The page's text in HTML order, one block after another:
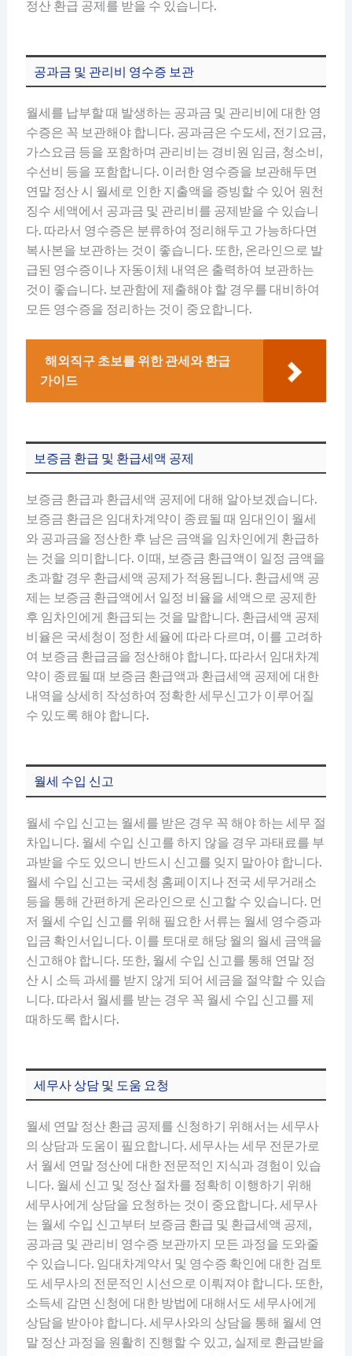
정산 환급 공제를 받을 수 있습니다.
공과금 및 관리비 영수증 보관
월세를 납부할 때 발생하는 공과금 및 관리비에 대한 영
수증은 꼭 보관해야 합니다. 공과금은 수도세, 전기요금,
가스요금 등을 포함하며 관리비는 경비원 임금, 청소비,
수선비 등을 포함합니다. 이러한 영수증을 보관해두면
연말 정산 시 월세로 인한 지출액을 증빙할 수 있어 원천
징수 세액에서 공과금 및 관리비를 공제받을 수 있습니
다. 따라서 영수증은 분류하여 정리해두고 가능하다면
복사본을 보관하는 것이 좋습니다. 또한, 온라인으로 발
급된 영수증이나 자동이체 내역은 출력하여 보관하는
것이 좋습니다. 보관함에 제출해야 할 경우를 대비하여
모든 영수증을 정리하는 것이 중요합니다.
해외직구 초보를 위한 관세와 환급
가이드
보증금 환급 및 환급세액 공제
보증금 환급과 환급세액 공제에 대해 알아보겠습니다.
보증금 환급은 임대차계약이 종료될 때 임대인이 월세
와 공과금을 정산한 후 남은 금액을 임차인에게 환급하
는 것을 의미합니다. 이때, 보증금 환급액이 일정 금액을
초과할 경우 환급세액 공제가 적용됩니다. 환급세액 공
제는 보증금 환급액에서 일정 비율을 세액으로 공제한
후 임차인에게 환급되는 것을 말합니다. 환급세액 공제
비율은 국세청이 정한 세율에 따라 다르며, 이를 고려하
여 보증금 환급금을 정산해야 합니다. 따라서 임대차계
약이 종료될 때 보증금 환급액과 환급세액 공제에 대한
내역을 상세히 작성하여 정확한 세무신고가 이루어질
수 있도록 해야 합니다.
월세 수입 신고
월세 수입 신고는 월세를 받은 경우 꼭 해야 하는 세무 절
차입니다. 월세 수입 신고를 하지 않을 경우 과태료를 부
과받을 수도 있으니 반드시 신고를 잊지 말아야 합니다.
월세 수입 신고는 국세청 홈페이지나 전국 세무거래소
등을 통해 간편하게 온라인으로 신고할 수 있습니다. 먼
저 월세 수입 신고를 위해 필요한 서류는 월세 영수증과
입금 확인서입니다. 이를 토대로 해당 월의 월세 금액을
신고해야 합니다. 또한, 월세 수입 신고를 통해 연말 정
산 시 소득 과세를 받지 않게 되어 세금을 절약할 수 있습
니다. 따라서 월세를 받는 경우 꼭 월세 수입 신고를 제
때하도록 합시다.
세무사 상담 및 도움 요청
월세 연말 정산 환급 공제를 신청하기 위해서는 세무사
의 상담과 도움이 필요합니다. 세무사는 세무 전문가로
서 월세 연말 정산에 대한 전문적인 지식과 경험이 있습
니다. 월세 신고 및 정산 절차를 정확히 이행하기 위해
세무사에게 상담을 요청하는 것이 중요합니다. 세무사
는 월세 수입 신고부터 보증금 환급 및 환급세액 공제,
공과금 및 관리비 영수증 보관까지 모든 과정을 도와줄
수 있습니다. 임대차계약서 및 영수증 확인에 대한 검토
도 세무사의 전문적인 시선으로 이뤄져야 합니다. 또한,
소득세 감면 신청에 대한 방법에 대해서도 세무사에게
상담을 받아야 합니다. 세무사와의 상담을 통해 월세 연
말 정산 과정을 원활히 진행할 수 있고, 실제로 환급받을